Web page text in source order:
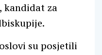
kandidat za
su posjetili